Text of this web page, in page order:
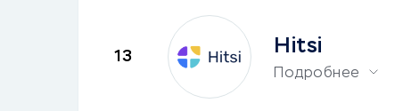
13 Hitsi
Подробнее